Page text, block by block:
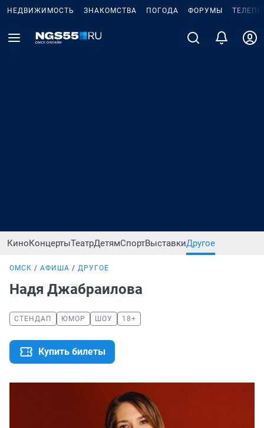
НЕДВИЖИМОСТЬ ЗНАКОМСТВА ПОГОДА ФОРУМЫ
КиноКонцертыТеатрДетямСпортВыставкиДругое
ОМСК АФИША ДРУГОЕ
Надя Джабраилова
СТЕНДАП ЮМОР ШОУ 18+
Купить билеты